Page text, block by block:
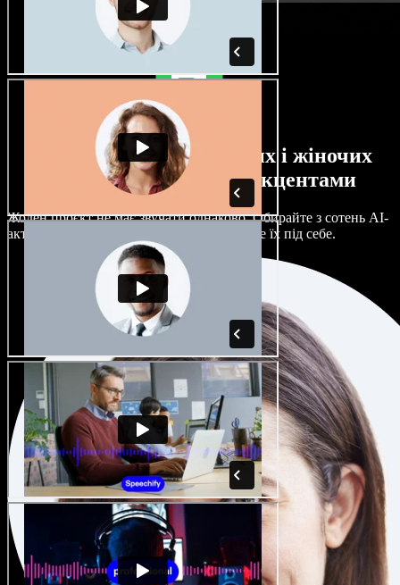
Великий вибір чоловічих і жіночих
голосів з будь-якими акцентами
Жоден проєкт не має звучати однаково. Обирайте з сотень AI-
акторів і акцентів та гнучко налаштовуйте їх під себе.